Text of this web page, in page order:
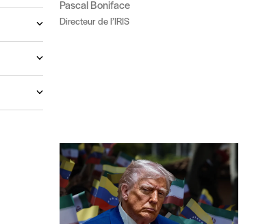
Pascal Boniface
Directeur de l’IRIS